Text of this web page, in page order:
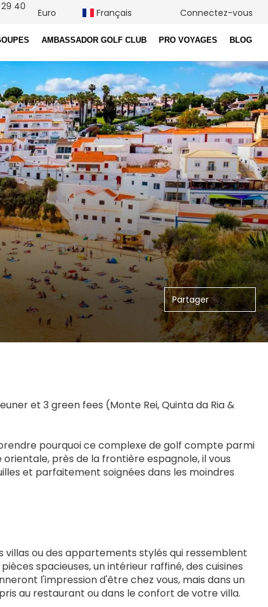
AMBASSADOR GOLF CLUB PRO VOYAGES BLOG
40
Euro Français Connectez-vous
Partager
et 3 green fees (Monte Rei, Quinta da Ria &
pourquoi ce complexe de golf compte parmi
près de la frontière espagnole, il vous
et parfaitement soignées dans les moindres
villas ou des appartements stylés qui ressemblent
spacieuses, un intérieur raffiné, des cuisines
l'impression d'être chez vous, mais dans un
au restaurant ou dans le confort de votre villa.